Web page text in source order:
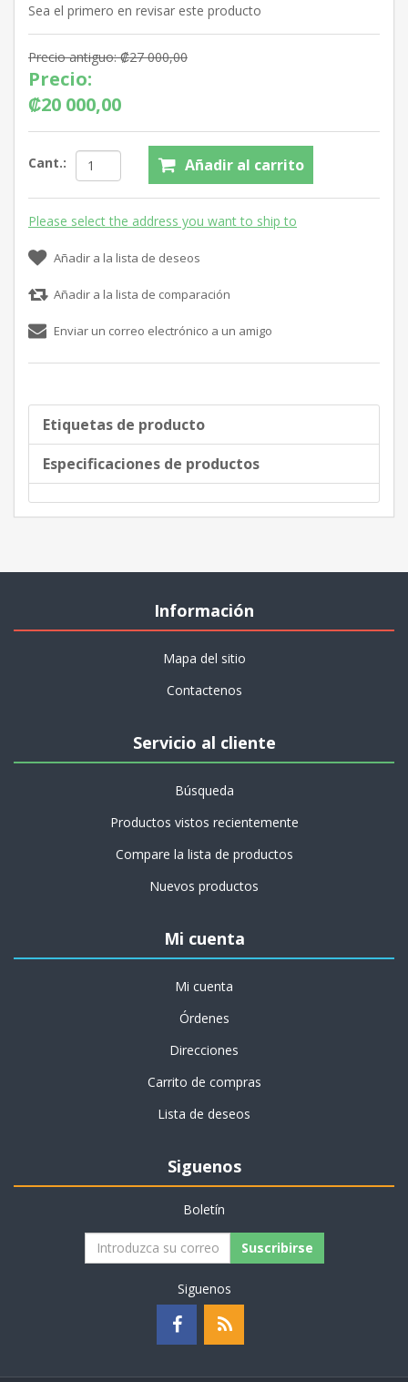
Sea el primero en revisar este producto
Precio antiguo: ₡27 000,00
Precio:
₡20 000,00
Cant.: Añadir al carrito
Please select the address you want to ship to
Añadir a la lista de deseos
Añadir a la lista de comparación
Enviar un correo electrónico a un amigo
Etiquetas de producto
Especificaciones de productos
Información
Mapa del sitio
Contactenos
Servicio al cliente
Búsqueda
Productos vistos recientemente
Compare la lista de productos
Nuevos productos
Mi cuenta
Mi cuenta
Órdenes
Direcciones
Carrito de compras
Lista de deseos
Siguenos
Boletín
Suscribirse
Siguenos